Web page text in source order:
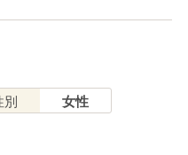
別 女性